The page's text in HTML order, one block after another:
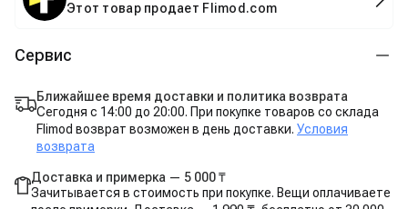
Этот товар продает Flimod.com
Сервис
Ближайшее время доставки и политика возврата
Сегодня с 14:00 до 20:00. При покупке товаров со склада
Flimod возврат возможен в день доставки. Условия
возврата
Доставка и примерка — 5 000 ₸
Зачитывается в стоимость при покупке. Вещи оплачиваете